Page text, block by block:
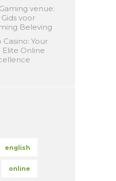
venue:
voor
Beleving
Your
Elite Online
english
online